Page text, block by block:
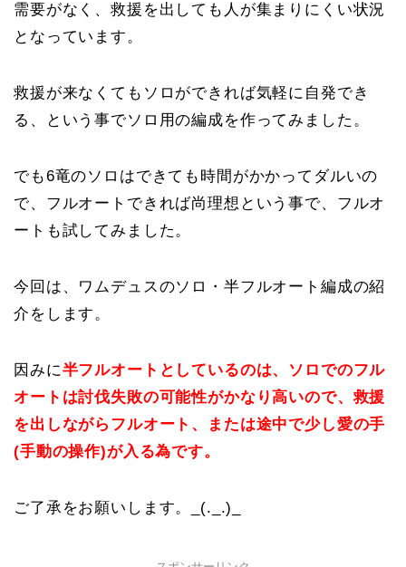
需要がなく、救援を出しても人が集まりにくい状況
となっています。
救援が来なくてもソロができれば気軽に自発でき
る、という事でソロ用の編成を作ってみました。
でも6竜のソロはできても時間がかかってダルいの
で、フルオートできれば尚理想という事で、フルオ
ートも試してみました。
今回は、ワムデュスのソロ・半フルオート編成の紹
介をします。
因みに半フルオートとしているのは、ソロでのフル
オートは討伐失敗の可能性がかなり高いので、救援
を出しながらフルオート、または途中で少し愛の手
(手動の操作)が入る為です。
ご了承をお願いします。_(._.)_